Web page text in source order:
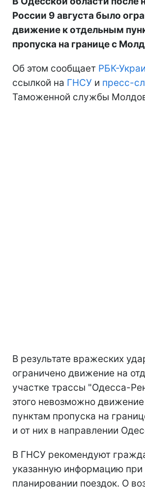
России 9 августа было
движение к отдельным
пропуска на границе с
Об этом сообщает РБК-
ссылкой на ГНСУ и пресс-
Таможенной службы
В результате вражеских
ограничено движение на
участке трассы "Одесса-
этого невозможно
пунктам пропуска на
и от них в направлении
В ГНСУ рекомендуют
указанную информацию при
планировании поездок. О